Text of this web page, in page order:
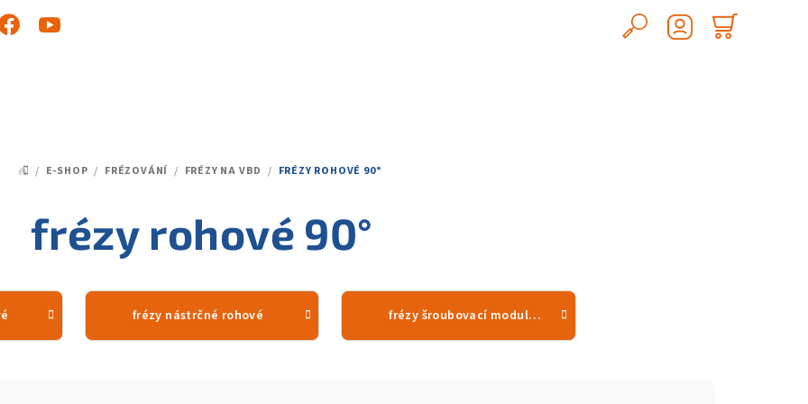
Hledat
DOMŮ
/ E-SHOP / FRÉZOVÁNÍ / FRÉZY NA VBD / FRÉZY ROHOVÉ 90°
frézy rohové 90°
frézy nástrčné rohové frézy šroubovací modulární rohové